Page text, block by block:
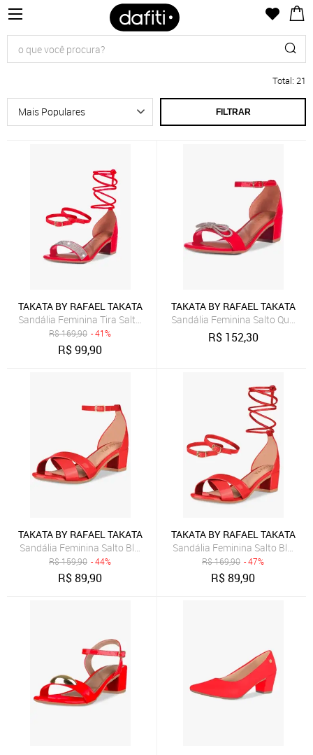
Total: 21
FILTRAR
TAKATA BY RAFAEL TAKATA
Sandália Feminina Tira Salto Quadrado Grosso Baixo Manta
R$169,90 - 41%
R$99,90
TAKATA BY RAFAEL TAKATA
R$ 152,30
TAKATA BY RAFAEL TAKATA
Sandália Feminina Salto Bloco Grosso Quadrado Baixo Tira
R$159,90 - 44%
R$89,90
TAKATA BY RAFAEL TAKATA
Sandália Feminina Salto Bloco
R$169,90 - 47%
R$89,90